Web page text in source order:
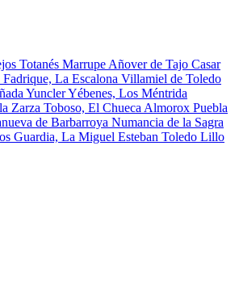
Totanés Marrupe Añover de Tajo Casar
La Escalona Villamiel de Toledo
YunclerYébenes, Los Méntrida
Zarza Toboso, El Chueca Almorox Puebla
de Barbarroya Numancia de la Sagra
Guardia, La Miguel Esteban Toledo Lillo